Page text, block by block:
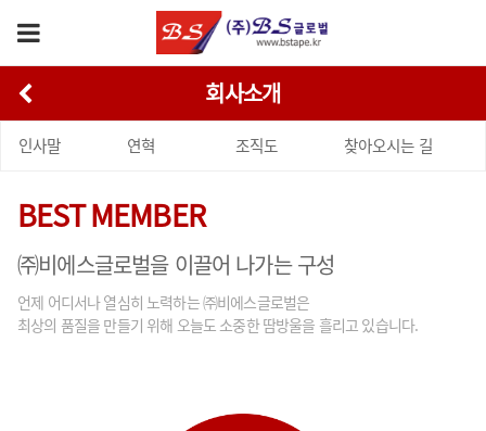
회사소개
인사말 연혁 조직도 찾아오시는 길
BEST MEMBER
㈜비에스글로벌을 이끌어 나가는 구성
언제 어디서나 열심히 노력하는 ㈜비에스글로벌은
최상의 품질을 만들기 위해 오늘도 소중한 땀방울을 흘리고 있습니다.